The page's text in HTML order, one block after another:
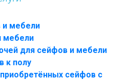
и мебели
мебели
для сейфов и мебели
к полу
сейфов с